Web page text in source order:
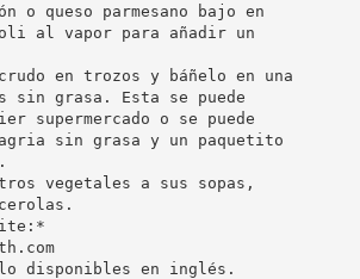
o queso parmesano bajo en
al vapor para añadir un
en trozos y báñelo en una
sin grasa. Esta se puede
supermercado o se puede
sin grasa y un paquetito
vegetales a sus sopas,
disponibles en inglés.